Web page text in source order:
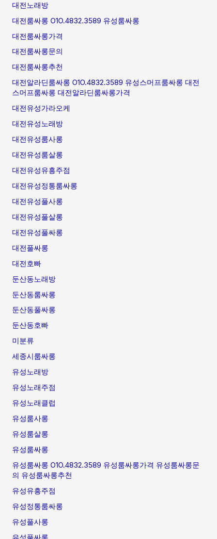
대전노래방
대전룸싸롱 O1O.4832.3589 유성룸싸롱
대전룸싸롱가격
대전룸싸롱문의
대전룸싸롱추천
대전알라딘룸싸롱 O1O.4832.3589 유성스머프룸싸롱 대전
스머프룸싸롱 대전알라딘룸싸롱가격
대전유성가라오케
대전유성노래방
대전유성룸사롱
대전유성룸살롱
대전유성유흥주점
대전유성정통룸싸롱
대전유성풀사롱
대전유성풀살롱
대전유성풀싸롱
대전풀싸롱
대전호빠
둔산동노래방
둔산동룸싸롱
둔산동풀싸롱
둔산동호빠
미분류
세종시룸싸롱
유성노래방
유성노래주점
유성노래클럽
유성룸사롱
유성룸살롱
유성룸싸롱
유성룸싸롱 O1O.4832.3589 유성룸싸롱가격 유성룸싸롱문
의 유성룸싸롱추천
유성유흥주점
유성정통룸싸롱
유성풀사롱